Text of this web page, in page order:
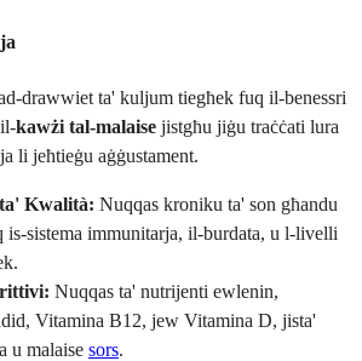
drawwiet ta' kuljum tiegħek fuq il-benessri
kawżi tal-malaise jistgħu jiġu traċċati lura
li jeħtieġu aġġustament.
Kwalità: Nuqqas kroniku ta' son għandu
is-sistema immunitarja, il-burdata, u l-livelli
Nuqqas ta' nutrijenti ewlenin,
Vitamina B12, jew Vitamina D, jista'
u malaise sors.